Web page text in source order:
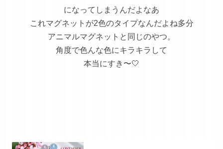
になってしまうんだよなあ
これマグネットが2色のタイプなんだよね多分
アニマルマグネットと同じのやつ。
角度で色んな色にキラキラして
本当にすき〜🤍